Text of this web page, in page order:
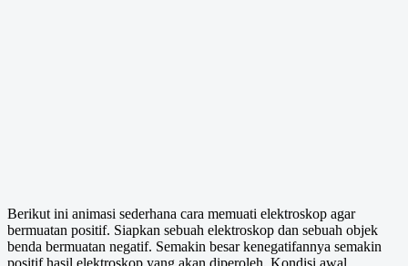
Berikut ini animasi sederhana cara memuati elektroskop agar
bermuatan positif. Siapkan sebuah elektroskop dan sebuah objek
benda bermuatan negatif. Semakin besar kenegatifannya semakin
positif hasil elektroskop yang akan diperoleh. Kondisi awal